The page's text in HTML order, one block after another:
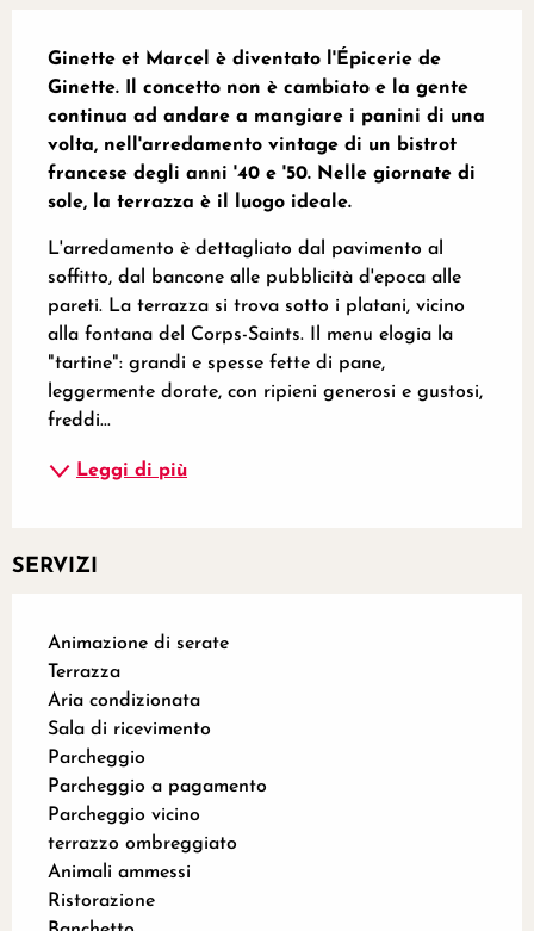
Ginette et Marcel è diventato l'Épicerie de
Ginette. Il concetto non è cambiato e la gente
continua ad andare a mangiare i panini di una
volta, nell'arredamento vintage di un bistrot
francese degli anni '40 e '50. Nelle giornate di
sole, la terrazza è il luogo ideale.
L'arredamento è dettagliato dal pavimento al
soffitto, dal bancone alle pubblicità d'epoca alle
pareti. La terrazza si trova sotto i platani, vicino
alla fontana del Corps-Saints. Il menu elogia la
"tartine": grandi e spesse fette di pane,
leggermente dorate, con ripieni generosi e gustosi,
freddi...
Leggi di più
SERVIZI
Animazione di serate
Terrazza
Aria condizionata
Sala di ricevimento
Parcheggio
Parcheggio a pagamento
Parcheggio vicino
terrazzo ombreggiato
Animali ammessi
Ristorazione